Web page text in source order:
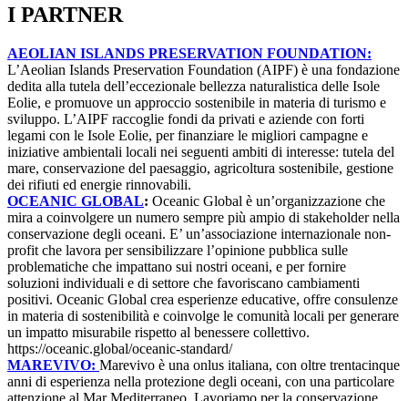
I PARTNER
AEOLIAN ISLANDS PRESERVATION FOUNDATION:
L’Aeolian Islands Preservation Foundation (AIPF) è una fondazione
dedita alla tutela dell’eccezionale bellezza naturalistica delle Isole
Eolie, e promuove un approccio sostenibile in materia di turismo e
sviluppo. L’AIPF raccoglie fondi da privati e aziende con forti
legami con le Isole Eolie, per finanziare le migliori campagne e
iniziative ambientali locali nei seguenti ambiti di interesse: tutela del
mare, conservazione del paesaggio, agricoltura sostenibile, gestione
dei rifiuti ed energie rinnovabili.
OCEANIC GLOBAL: Oceanic Global è un’organizzazione che
mira a coinvolgere un numero sempre più ampio di stakeholder nella
conservazione degli oceani. E’ un’associazione internazionale non-
profit che lavora per sensibilizzare l’opinione pubblica sulle
problematiche che impattano sui nostri oceani, e per fornire
soluzioni individuali e di settore che favoriscano cambiamenti
positivi. Oceanic Global crea esperienze educative, offre consulenze
in materia di sostenibilità e coinvolge le comunità locali per generare
un impatto misurabile rispetto al benessere collettivo.
https://oceanic.global/oceanic-standard/
MAREVIVO: Marevivo è una onlus italiana, con oltre trentacinque
anni di esperienza nella protezione degli oceani, con una particolare
attenzione al Mar Mediterraneo. Lavoriamo per la conservazione